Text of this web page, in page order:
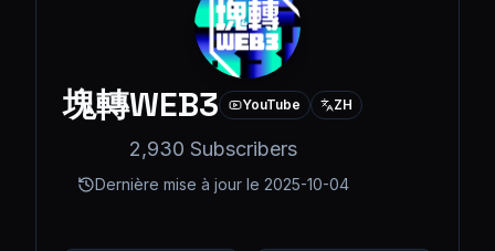
塊轉WEB3 YouTube ZH
2,930 Subscribers
Dernière mise à jour le 2025-10-04